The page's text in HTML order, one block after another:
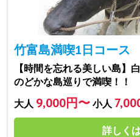
竹富島満喫1日コース
【時間を忘れる美しい島】
のどかな島巡りで満喫！！
大人 9,000円〜 小人
詳しく